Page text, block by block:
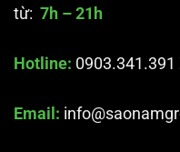
từ: 7h – 21h
Hotline: 0903.341.391
Email: